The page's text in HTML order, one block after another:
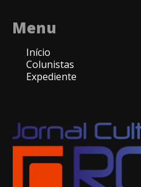
Menu
Início
Colunistas
Expediente